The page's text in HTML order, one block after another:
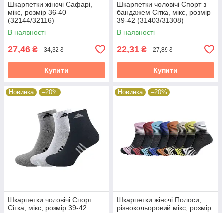
Шкарпетки жіночі Сафарі,
мікс, розмір 36-40
(32144/32116)
В наявності
27,46 ₴ 34,32 ₴
Купити
Шкарпетки чоловічі Спорт з
бандажем Сітка, мікс, розмір
39-42 (31403/31308)
В наявності
22,31 ₴ 27,89 ₴
Купити
Новинка –20%
Шкарпетки чоловічі Спорт
Сітка, мікс, розмір 39-42
Новинка –20%
Шкарпетки жіночі Полоси,
різнокольоровий мікс, розмір